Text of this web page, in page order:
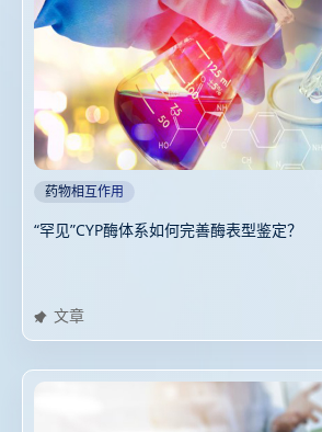
药物相互作用
“罕见”CYP酶体系如何完善酶表型鉴定？
文章